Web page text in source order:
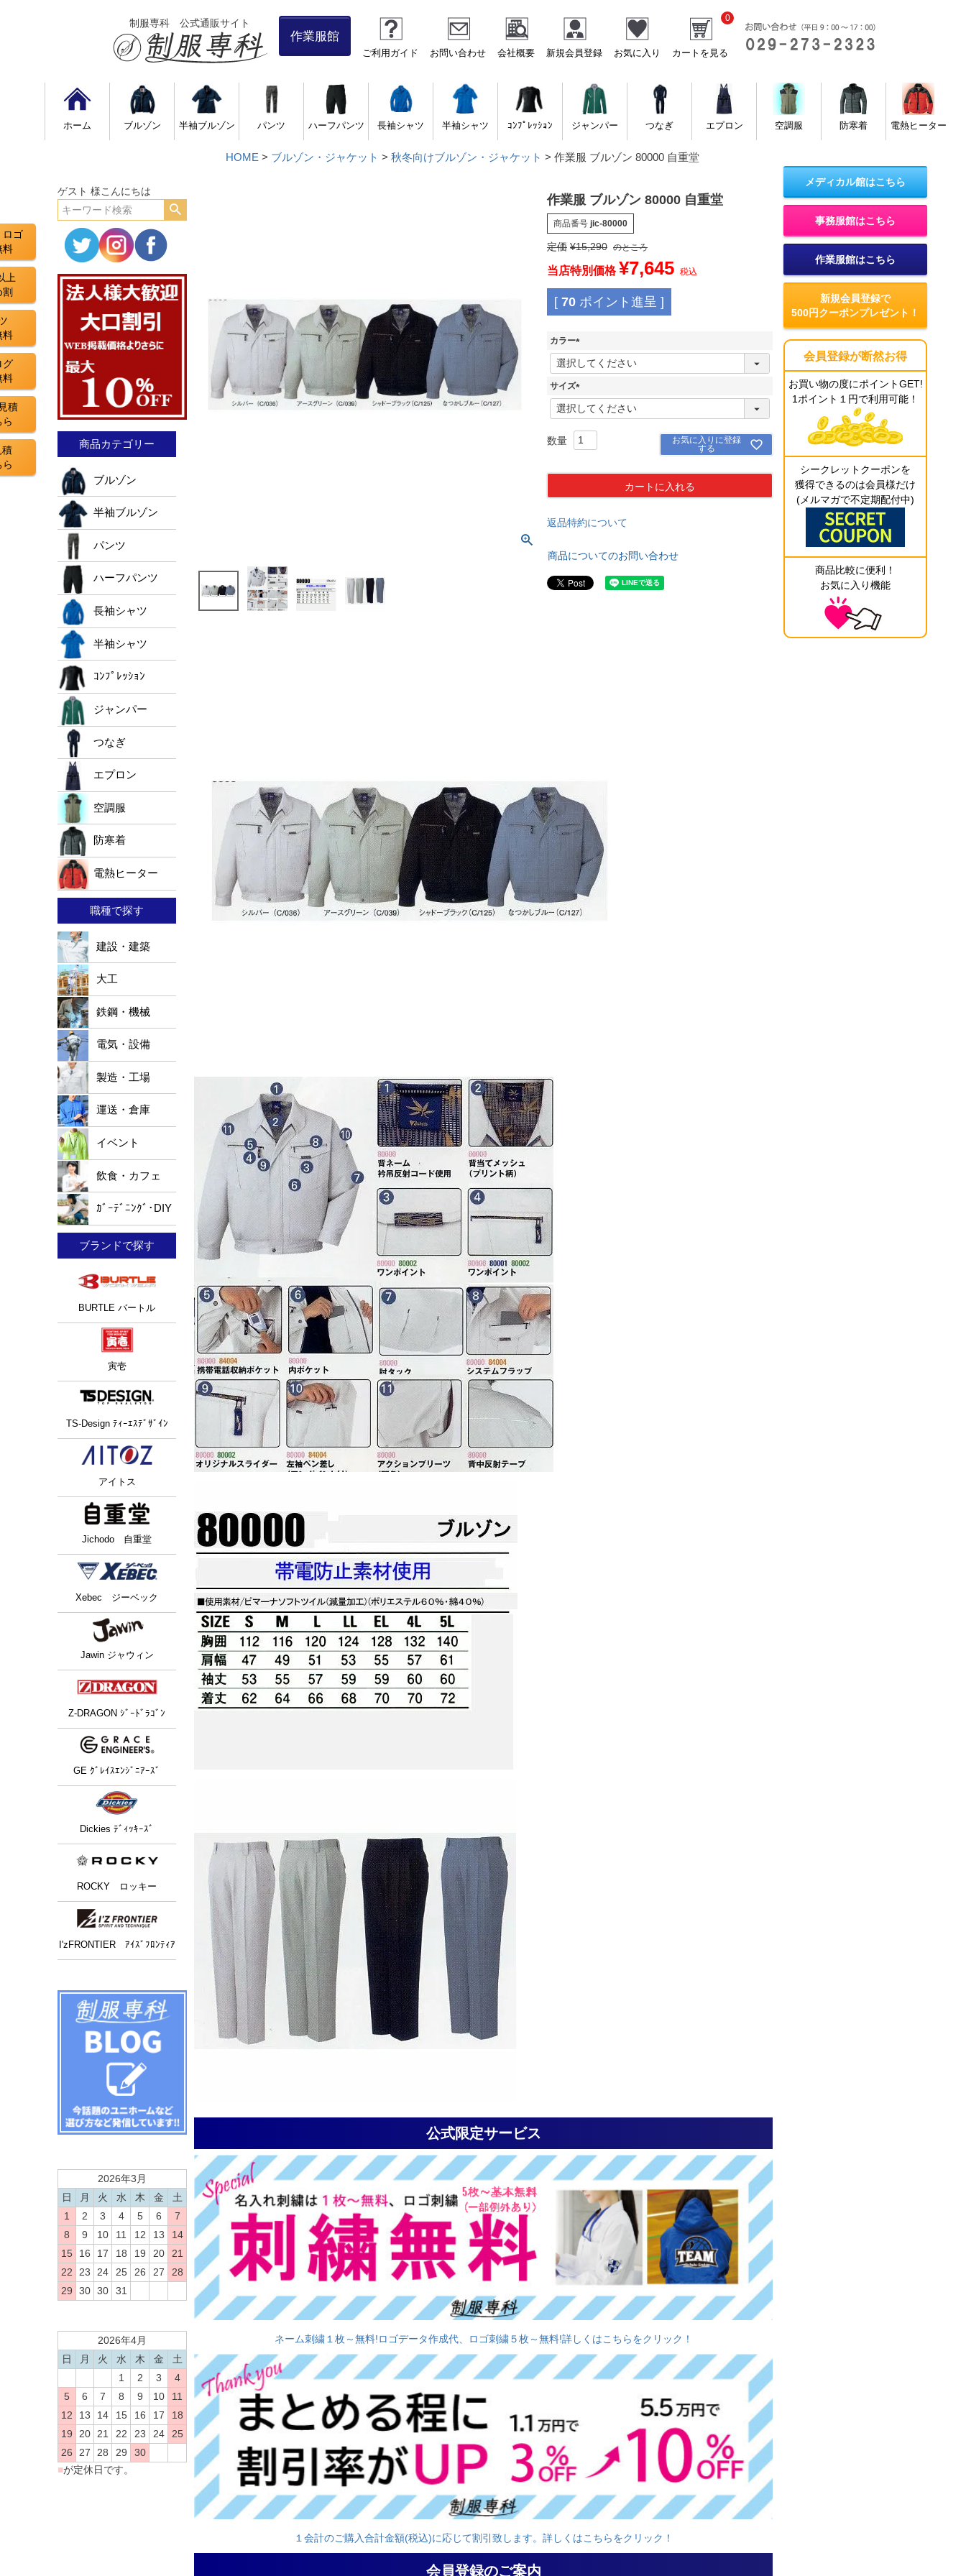
制服専科 公式通販サイト
作業服館
ご利用ガイド お問い合わせ 会社概要 新規会員登録 お気に入り
0
カートを見る
ホーム ブルゾン 半袖ブルゾン パンツ ハーフパンツ 長袖シャツ 半袖シャツ ｺﾝﾌﾟﾚｯｼｮﾝ ジャンパー つなぎ エプロン 空調服 防寒着 電熱ヒーター
HOME ブルゾン・ジャケット 秋冬向けブルゾン・ジャケット 作業服 ブルゾン 80000 自重堂
ロゴ
料
上
料
グ
料
積
積
ゲスト 様こんにちは
商品カテゴリー
ブルゾン
半袖ブルゾン
パンツ
ハーフパンツ
長袖シャツ
半袖シャツ
ｺﾝﾌﾟﾚｯｼｮﾝ
ジャンパー
つなぎ
エプロン
空調服
防寒着
電熱ヒーター
職種で探す
建設・建築
大工
鉄鋼・機械
電気・設備
製造・工場
運送・倉庫
イベント
飲食・カフェ
ｶﾞｰﾃﾞﾆﾝｸﾞ･DIY
ブランドで探す
BURTLE バートル
寅壱
TS-Design ﾃｨｰｴｽﾃﾞｻﾞｲﾝ
アイトス
Jichodo 自重堂
Xebec ジーベック
Jawin ジャウィン
Z-DRAGON ｼﾞｰﾄﾞﾗｺﾞﾝ
GE ｸﾞﾚｲｽｴﾝｼﾞﾆｱｰｽﾞ
Dickies ﾃﾞｨｯｷｰｽﾞ
ROCKY ロッキー
I'zFRONTIER ｱｲｽﾞﾌﾛﾝﾃｨｱ
2026年3月
日
月 火 水 木 金
土
1
2 3 4 5 6
7
8
9 10 11 12 13
14
15
16 17 18 19 20
21
22
23 24 25 26 27
28
29
30 30 31
2026年4月
日
月 火 水 木 金
土
1
2 3
4
5
6 7 8 9 10
11
12
13 14 15 16 17
18
19
20 21 22 23 24
25
26
27 28 29
30
■が定休日です。
作業服 ブルゾン 80000 自重堂
商品番号 jic-80000
定価 ¥15,290 のところ
当店特別価格 ¥7,645 税込
[ 70 ポイント進呈 ]
カラー
(
必
須
サイズ
(
必
お気に入りに登録
する
カートに入れる
返品特約について
商品についてのお問い合わせ
公式限定サービス
ネーム刺繍１枚～無料!ロゴデータ作成代、ロゴ刺繍５枚～無料!詳しくはこちらをクリック！
１会計のご購入合計金額(税込)に応じて割引致します。詳しくはこちらをクリック！
会員登録のご案内
メディカル館はこちら
事務服館はこちら
作業服館はこちら
新規会員登録で
500円クーポンプレゼント！
会員登録が断然お得
お買い物の度にポイントGET!
1ポイント１円で利用可能！
シークレットクーポンを
獲得できるのは会員様だけ
(メルマガで不定期配付中)
商品比較に便利！
お気に入り機能